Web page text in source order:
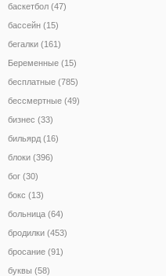
баскетбол (47)
бассейн (15)
бегалки (161)
Беременные (15)
бесплатные (785)
бессмертные (49)
бизнес (33)
бильярд (16)
блоки (396)
бог (30)
бокс (13)
больница (64)
бродилки (453)
бросание (91)
буквы (58)